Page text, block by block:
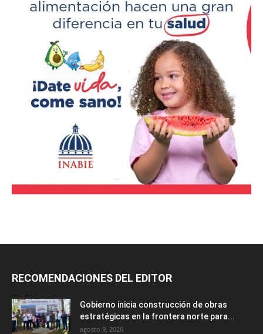
RECOMENDACIONES DEL EDITOR
Gobierno inicia construcción de obras
estratégicas en la frontera norte para...
agosto 9, 2026